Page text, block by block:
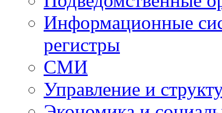
Информационные
регистры
СМИ
Управление и